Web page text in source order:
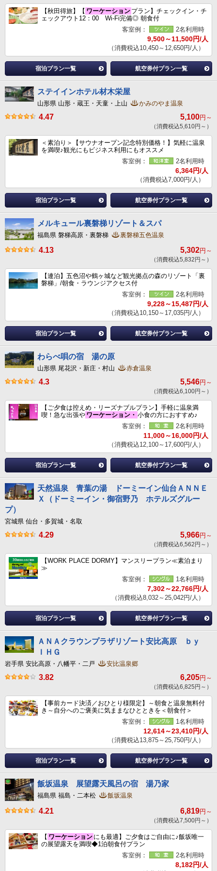
【秋田得旅】【 ワーケーション プラン】チェックイン・チ
ェックアウト12：00 Wi-Fi完備◎ 朝食付
客室例：
2名利用時
9,500～11,500円/人
（消費税込10,450～12,650円/人）
宿泊プラン一覧 航空券付プラン一覧
ステイインホテル材木栄屋
山形県 山形・蔵王・天童・上山 かみのやま温泉
4.47 5,100円～
（消費税込5,610円～）
＜素泊り＞【サウナオープン記念特別価格！】気軽に温泉
を満喫♪観光にもビジネス利用にもオススメ
客室例：
2名利用時
6,364円/人
（消費税込7,000円/人）
宿泊プラン一覧 航空券付プラン一覧
メルキュール裏磐梯リゾート＆スパ
福島県 磐梯高原・裏磐梯 裏磐梯五色温泉
4.13 5,302円～
（消費税込5,832円～）
【連泊】五色沼や鶴ヶ城など観光拠点の森のリゾート「裏
磐梯」/朝食・ラウンジアクセス付
客室例：
2名利用時
9,228～15,487円/人
（消費税込10,150～17,035円/人）
宿泊プラン一覧 航空券付プラン一覧
わらべ唄の宿 湯の原
山形県 尾花沢・新庄・村山 赤倉温泉
4.3 5,546円～
（消費税込6,100円～）
【ご夕食は控えめ・リーズナブルプラン】手軽に温泉満
喫！急な出張や ワーケーション・ 小食の方におすすめ♪
客室例：
2名利用時
11,000～16,000円/人
（消費税込12,100～17,600円/人）
宿泊プラン一覧 航空券付プラン一覧
天然温泉 青葉の湯 ドーミーイン仙台ＡＮＮＥ
Ｘ（ドーミーイン・御宿野乃 ホテルズグルー
プ）
宮城県 仙台・多賀城・名取
4.29 5,966円～
（消費税込6,562円～）
【WORK PLACE DORMY】マンスリープラン≪素泊まり
≫
客室例：
1名利用時
7,302～22,766円/人
（消費税込8,032～25,042円/人）
宿泊プラン一覧 航空券付プラン一覧
ＡＮＡクラウンプラザリゾート安比高原 ｂｙ
ＩＨＧ
岩手県 安比高原・八幡平・二戸 安比温泉郷
3.82 6,205円～
（消費税込6,825円～）
【事前カード決済／おひとり様限定】～朝食と温泉無料付
き～自分へのご褒美に気ままなひとときを＜朝食付＞
客室例：
1名利用時
12,614～23,410円/人
（消費税込13,875～25,750円/人）
宿泊プラン一覧 航空券付プラン一覧
飯坂温泉 展望露天風呂の宿 湯乃家
福島県 福島・二本松 飯坂温泉
4.21 6,819円～
（消費税込7,500円～）
【 ワーケーション にも最適】ご夕食はご自由に♪飯坂唯一
の展望露天を満喫◆1泊朝食付プラン
客室例：
2名利用時
8,182円/人